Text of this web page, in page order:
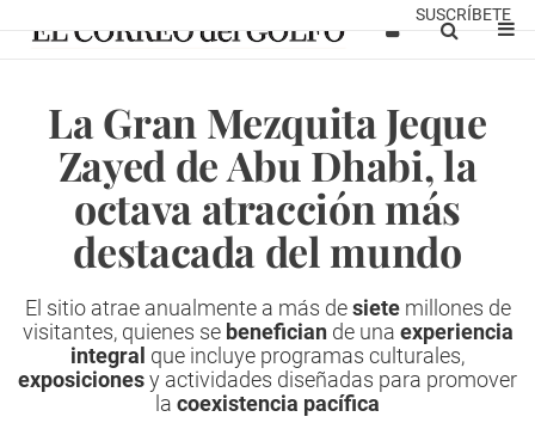
SUSCRÍBETE
La Gran Mezquita Jeque
Zayed de Abu Dhabi, la
octava atracción más
destacada del mundo
El sitio atrae anualmente a más desietemillones de
visitantes, quienes sebenefician de una experiencia
integral que incluye programas culturales,
exposicionesy actividades diseñadas para promover
la coexistencia pacífica